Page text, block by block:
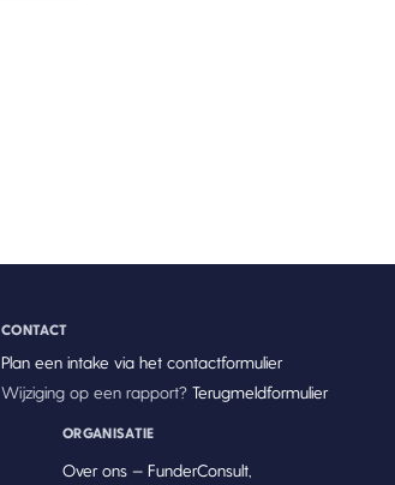
CONTACT
Plan een intake via het contactformulier
Wijziging op een rapport? Terugmeldformulier
ORGANISATIE
Over ons — FunderConsult,